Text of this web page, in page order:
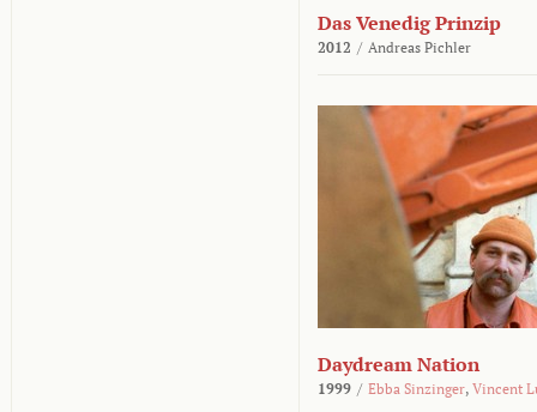
Das Venedig Prinzip
2012 / Andreas Pichler
Daydream Nation
1999 / Ebba Sinzinger, Vincent